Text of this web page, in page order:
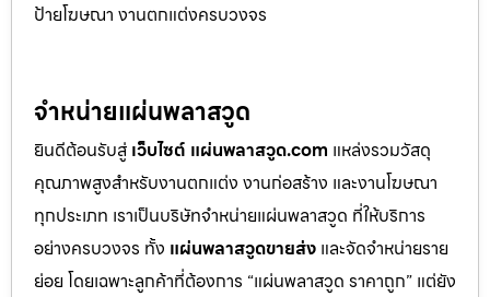
ป้ายโฆษณา งานตกแต่งครบวงจร
จำหน่ายแผ่นพลาสวูด
ยินดีต้อนรับสู่ เว็บไซต์ แผ่นพลาสวูด.com แหล่งรวมวัสดุ
คุณภาพสูงสำหรับงานตกแต่ง งานก่อสร้าง และงานโฆษณา
ทุกประเภท เราเป็นบริษัทจำหน่ายแผ่นพลาสวูด ที่ให้บริการ
อย่างครบวงจร ทั้ง แผ่นพลาสวูดขายส่ง และจัดจำหน่ายราย
ย่อย โดยเฉพาะลูกค้าที่ต้องการ “แผ่นพลาสวูด ราคาถูก” แต่ยัง